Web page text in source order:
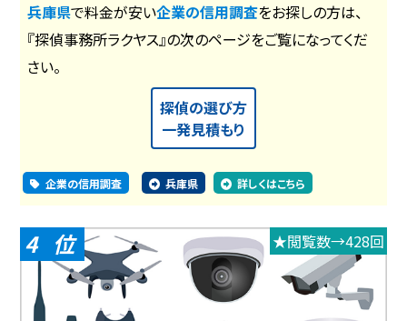
兵庫県で料金が安い企業の信用調査をお探しの方は、
『探偵事務所ラクヤス』の次のページをご覧になってくだ
さい。
探偵の選び方
一発見積もり
企業の信用調査 兵庫県 詳しくはこちら
4 ★閲覧数→428回